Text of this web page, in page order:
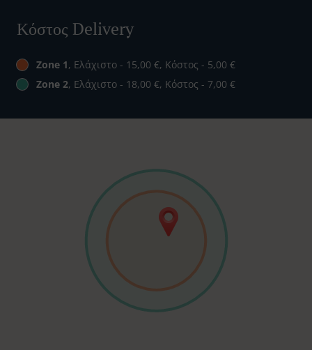
Κόστος Delivery
Zone 1, Ελάχιστο - 15,00 €, Κόστος - 5,00 €
Zone 2, Ελάχιστο - 18,00 €, Κόστος - 7,00 €